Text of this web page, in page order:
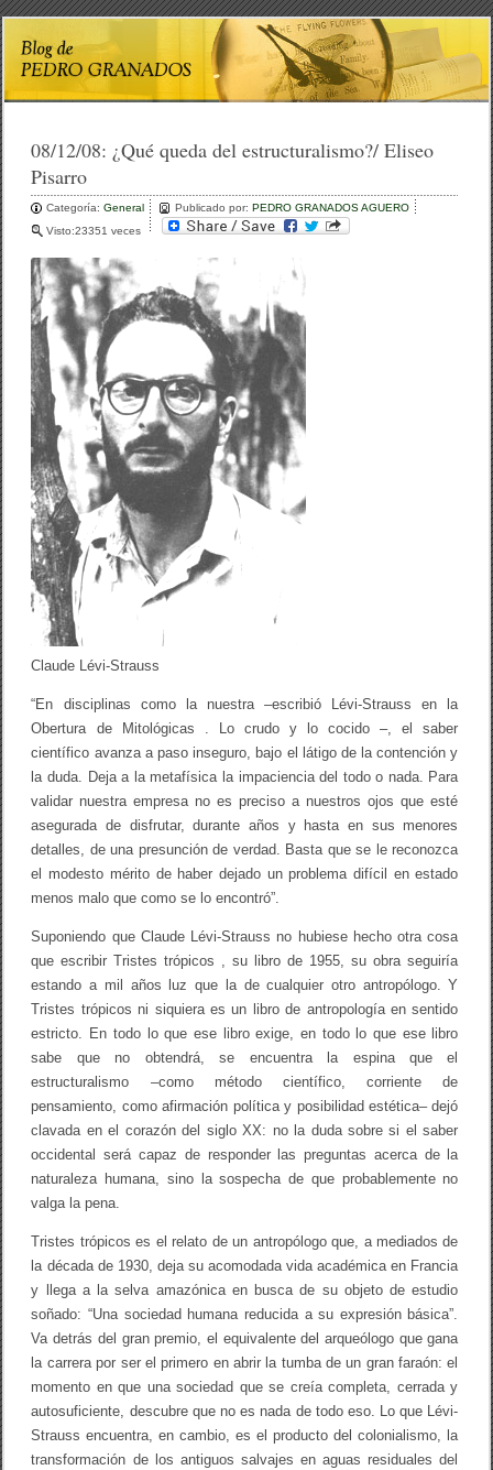
08/12/08: ¿Qué queda del estructuralismo?/ Eliseo
Pisarro
Categoría:General Publicado por:PEDRO GRANADOS AGUERO
Visto:23351 veces
Claude Lévi-Strauss
“En disciplinas como la nuestra –escribió Lévi-Strauss en la
Obertura de Mitológicas . Lo crudo y lo cocido –, el saber
científico avanza a paso inseguro, bajo el látigo de la contención y
la duda. Deja a la metafísica la impaciencia del todo o nada. Para
validar nuestra empresa no es preciso a nuestros ojos que esté
asegurada de disfrutar, durante años y hasta en sus menores
detalles, de una presunción de verdad. Basta que se le reconozca
el modesto mérito de haber dejado un problema difícil en estado
menos malo que como se lo encontró”.
Suponiendo que Claude Lévi-Strauss no hubiese hecho otra cosa
que escribir Tristes trópicos , su libro de 1955, su obra seguiría
estando a mil años luz que la de cualquier otro antropólogo. Y
Tristes trópicos ni siquiera es un libro de antropología en sentido
estricto. En todo lo que ese libro exige, en todo lo que ese libro
sabe que no obtendrá, se encuentra la espina que el
estructuralismo –como método científico, corriente de
pensamiento, como afirmación política y posibilidad estética– dejó
clavada en el corazón del siglo XX: no la duda sobre si el saber
occidental será capaz de responder las preguntas acerca de la
naturaleza humana, sino la sospecha de que probablemente no
valga la pena.
Tristes trópicos es el relato de un antropólogo que, a mediados de
la década de 1930, deja su acomodada vida académica en Francia
y llega a la selva amazónica en busca de su objeto de estudio
soñado: “Una sociedad humana reducida a su expresión básica”.
Va detrás del gran premio, el equivalente del arqueólogo que gana
la carrera por ser el primero en abrir la tumba de un gran faraón: el
momento en que una sociedad que se creía completa, cerrada y
autosuficiente, descubre que no es nada de todo eso. Lo que Lévi-
Strauss encuentra, en cambio, es el producto del colonialismo, la
transformación de los antiguos salvajes en aguas residuales del